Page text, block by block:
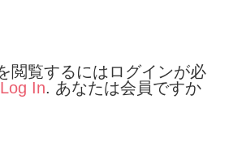
閲覧するにはログインが必
Log In. あなたは会員ですか